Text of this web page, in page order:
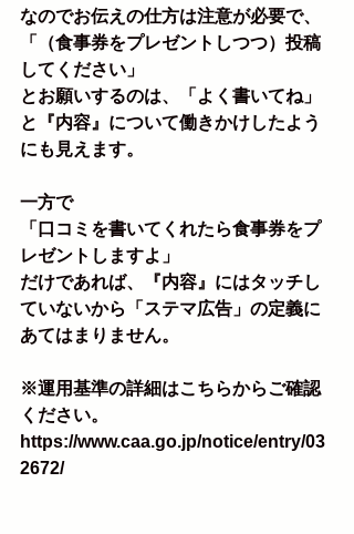
なのでお伝えの仕方は注意が必要で、
「（食事券をプレゼントしつつ）投稿
してください」
とお願いするのは、「よく書いてね」
と『内容』について働きかけしたよう
にも見えます。
一方で
「口コミを書いてくれたら食事券をプ
レゼントしますよ」
だけであれば、『内容』にはタッチし
ていないから「ステマ広告」の定義に
あてはまりません。
※運用基準の詳細はこちらからご確認
ください。
https://www.caa.go.jp/notice/entry/03
2672/